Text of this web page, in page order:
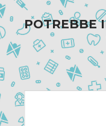
POTREBBE